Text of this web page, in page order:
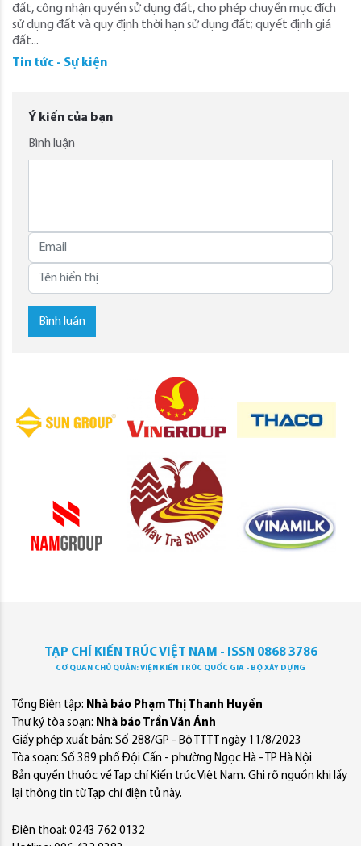
đất, công nhận quyền sử dụng đất, cho phép chuyển mục đích
sử dụng đất và quy định thời hạn sử dụng đất; quyết định giá
đất...
Tin tức - Sự kiện
Ý kiến của bạn
Bình luận
Bình luận
TẠP CHÍ KIẾN TRÚC VIỆT NAM - ISSN 0868 3786
CƠ QUAN CHỦ QUẢN: VIỆN KIẾN TRÚC QUỐC GIA - BỘ XÂY DỰNG
Tổng Biên tập: Nhà báo Phạm Thị Thanh Huyền
Thư ký tòa soạn: Nhà báo Trần Văn Ánh
Giấy phép xuất bản: Số 288/GP - Bộ TTTT ngày 11/8/2023
Tòa soạn: Số 389 phố Đội Cấn - phường Ngọc Hà - TP Hà Nội
Bản quyền thuộc về Tạp chí Kiến trúc Việt Nam. Ghi rõ nguồn khi lấy
lại thông tin từ Tạp chí điện tử này.
Điện thoại: 0243 762 0132